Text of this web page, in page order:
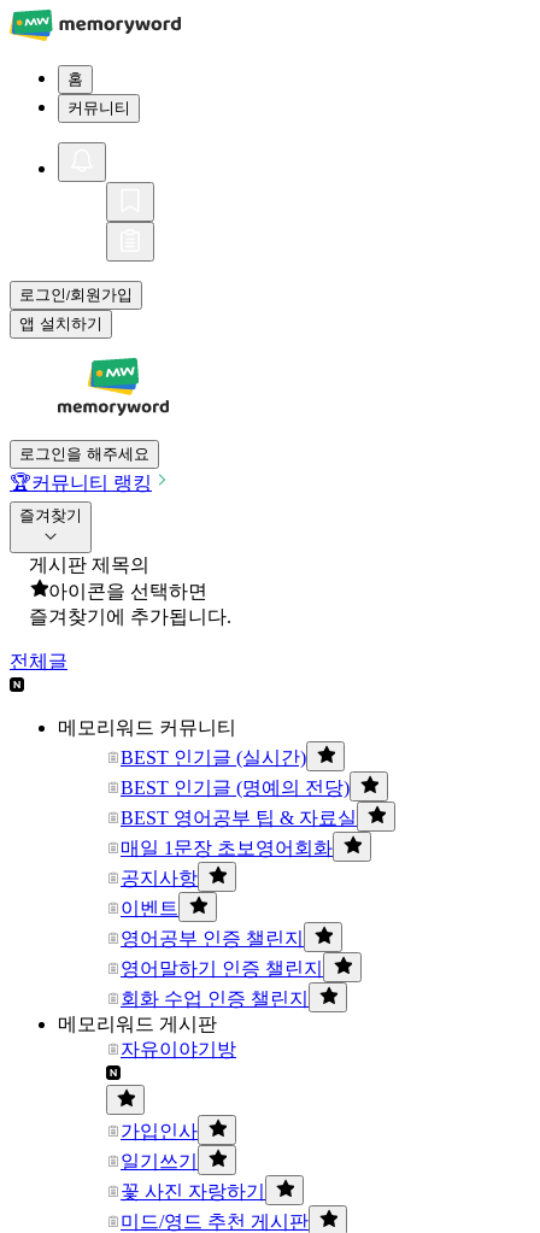
홈
커뮤니티
로그인/회원가입
앱 설치하기
로그인을 해주세요
🏆커뮤니티 랭킹
즐겨찾기
게시판 제목의
아이콘을 선택하면
즐겨찾기에 추가됩니다.
전체글
메모리워드 커뮤니티
BEST 인기글 (실시간)
BEST 인기글 (명예의 전당)
BEST 영어공부 팁 & 자료실
매일 1문장 초보영어회화
공지사항
이벤트
영어공부 인증 챌린지
영어말하기 인증 챌린지
회화 수업 인증 챌린지
메모리워드 게시판
자유이야기방
가입인사
일기쓰기
꽃 사진 자랑하기
미드/영드 추천 게시판